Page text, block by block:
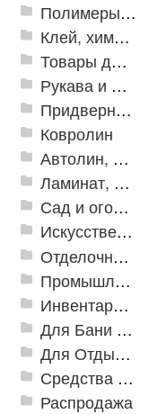
Полимеры и пластики
Клей, химия, сопутствующие товары
Товары для дома
Рукава и шланги промышленные
Придверные решетки
Ковролин
Автолин, Транслин, Линолеум
Ламинат, Кварцвиниловая плитка SPC
Сад и огород
Искусственная трава
Отделочные профили
Промышленный текстиль
Инвентарь для клининга
Для Бани и Сауны
Для Отдыха и Пикника
Средства от насекомых и садовых вредителей
Распродажа